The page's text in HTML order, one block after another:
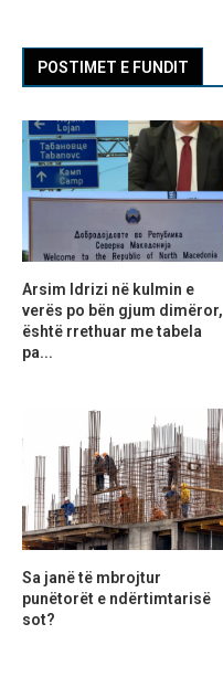
POSTIMET E FUNDIT
Arsim Idrizi në kulmin e
verës po bën gjum dimëror,
është rrethuar me tabela
pa...
Sa janë të mbrojtur
punëtorët e ndërtimtarisë
sot?